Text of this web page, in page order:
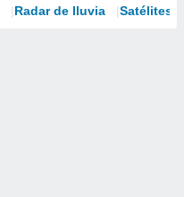
Radar de lluvia Satélites